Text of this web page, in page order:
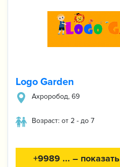
Logo Garden
​Ахроробод, 69
Возраст: от 2 - до 7
+9989 ... – показать